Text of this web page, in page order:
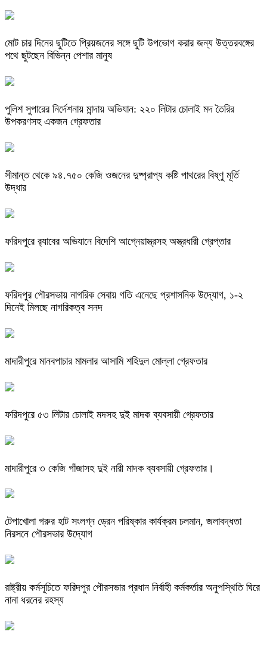
মোট চার দিনের ছুটিতে প্রিয়জনের সঙ্গে ছুটি উপভোগ করার জন্য উত্তরবঙ্গের
পথে ছুটছেন বিভিন্ন পেশার মানুষ
পুলিশ সুপারের নির্দেশনায় মান্দায় অভিযান: ২২০ লিটার চোলাই মদ তৈরির
উপকরণসহ একজন গ্রেফতার
সীমান্ত থেকে ৯৪.৭৫০ কেজি ওজনের দুষ্প্রাপ্য কষ্টি পাথরের বিষ্ণু মূর্তি
উদ্ধার
ফরিদপুরে র‌্যাবের অভিযানে বিদেশি আগ্নেয়াস্ত্রসহ অস্ত্রধারী গ্রেপ্তার
ফরিদপুর পৌরসভায় নাগরিক সেবায় গতি এনেছে প্রশাসনিক উদ্যোগ, ১-২
দিনেই মিলছে নাগরিকত্ব সনদ
মাদারীপুরে মানবপাচার মামলার আসামি শহিদুল মোল্লা গ্রেফতার
ফরিদপুরে ৫৩ লিটার চোলাই মদসহ দুই মাদক ব্যবসায়ী গ্রেফতার
মাদারীপুরে ৩ কেজি গাঁজাসহ দুই নারী মাদক ব্যবসায়ী গ্রেফতার।
টেপাখোলা গরুর হাট সংলগ্ন ড্রেন পরিষ্কার কার্যক্রম চলমান, জলাবদ্ধতা
নিরসনে পৌরসভার উদ্যোগ
রাষ্ট্রীয় কর্মসূচিতে ফরিদপুর পৌরসভার প্রধান নির্বাহী কর্মকর্তার অনুপস্থিতি ঘিরে
নানা ধরনের রহস্য